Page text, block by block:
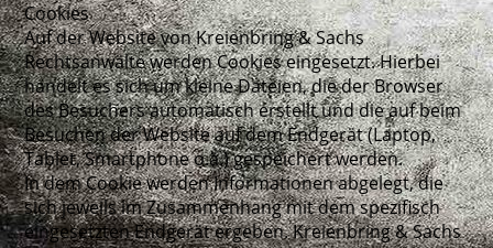
Cookies
Auf der Website von Kreienbring & Sachs
Rechtsanwälte werden Cookies eingesetzt. Hierbei
handelt es sich um kleine Dateien, die der Browser
des Besuchers automatisch erstellt und die auf beim
Besuchen der Website auf dem Endgerät (Laptop,
Tablet, Smartphone o.ä.) gespeichert werden.
In dem Cookie werden Informationen abgelegt, die
sich jeweils im Zusammenhang mit dem spezifisch
eingesetzten Endgerät ergeben. Kreienbring & Sachs